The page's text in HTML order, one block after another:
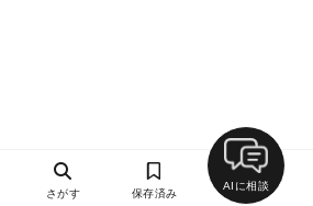
さがす 保存済み
AIに相談